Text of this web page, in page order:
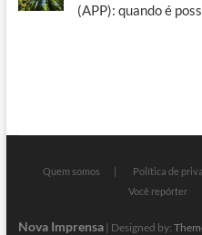
(APP): quando é
Quem somos Política de
Você repórter
Nova Imprensa| Designed by: